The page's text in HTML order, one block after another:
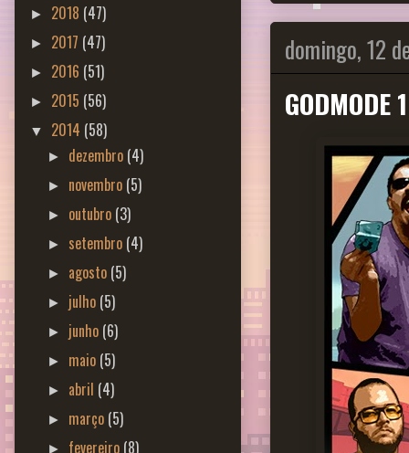
domingo, 12
► 2018 (47)
► 2017 (47)
► 2016 (51)
► 2015 (56)
▼ 2014 (58)
► dezembro (4)
► novembro (5)
► outubro (3)
► setembro (4)
► agosto (5)
► julho (5)
► junho (6)
► maio (5)
► abril (4)
► março (5)
► fevereiro (8)